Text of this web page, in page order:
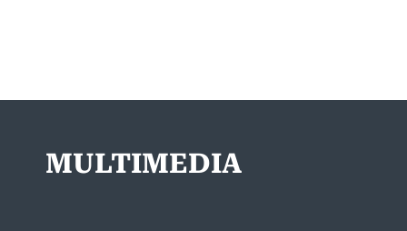
MULTIMEDIA